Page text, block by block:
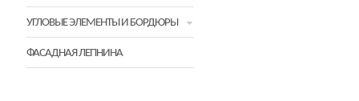
УГЛОВЫЕ ЭЛЕМЕНТЫ И БОРДЮРЫ
ФАСАДНАЯ ЛЕПНИНА